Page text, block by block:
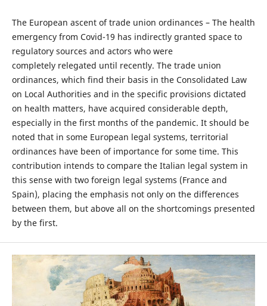
The European ascent of trade union ordinances – The health
emergency from Covid-19 has indirectly granted space to
regulatory sources and actors who were
completely relegated until recently. The trade union
ordinances, which find their basis in the Consolidated Law
on Local Authorities and in the specific provisions dictated
on health matters, have acquired considerable depth,
especially in the first months of the pandemic. It should be
noted that in some European legal systems, territorial
ordinances have been of importance for some time. This
contribution intends to compare the Italian legal system in
this sense with two foreign legal systems (France and
Spain), placing the emphasis not only on the differences
between them, but above all on the shortcomings presented
by the first.